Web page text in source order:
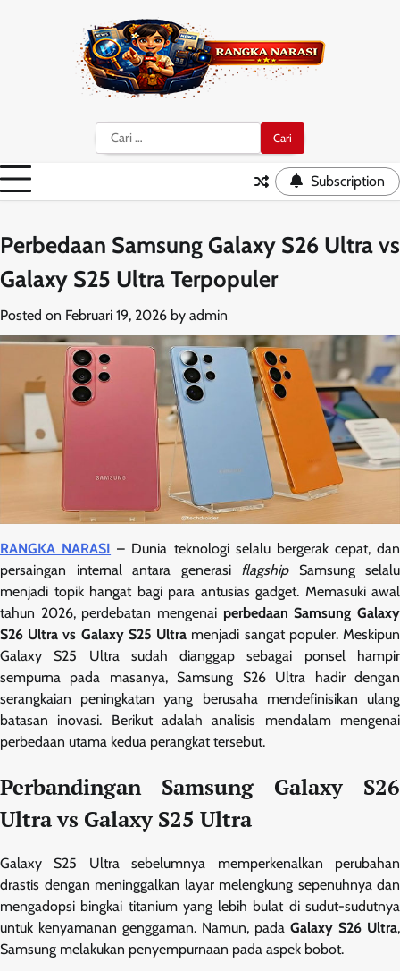
Cari
untuk:
Subscription
Perbedaan Samsung Galaxy S26 Ultra vs
Galaxy S25 Ultra Terpopuler
Posted on Februari 19, 2026 by admin
RANGKA NARASI – Dunia teknologi selalu bergerak cepat, dan
persaingan internal antara generasi flagshipSamsung selalu
menjadi topik hangat bagi para antusias gadget. Memasuki awal
tahun 2026, perdebatan mengenai perbedaan Samsung Galaxy
S26 Ultra vs Galaxy S25 Ultra menjadi sangat populer. Meskipun
Galaxy S25 Ultra sudah dianggap sebagai ponsel hampir
sempurna pada masanya, Samsung S26 Ultra hadir dengan
serangkaian peningkatan yang berusaha mendefinisikan ulang
batasan inovasi. Berikut adalah analisis mendalam mengenai
perbedaan utama kedua perangkat tersebut.
Perbandingan Samsung Galaxy S26
Ultra vs Galaxy S25 Ultra
Galaxy S25 Ultra sebelumnya memperkenalkan perubahan
drastis dengan meninggalkan layar melengkung sepenuhnya dan
mengadopsi bingkai titanium yang lebih bulat di sudut-sudutnya
untuk kenyamanan genggaman. Namun, pada Galaxy S26 Ultra,
Samsung melakukan penyempurnaan pada aspek bobot.